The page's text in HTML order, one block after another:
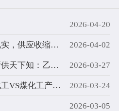
2026-04-20
聚酯产业链：预期转向现实，供应收缩主导定价权 2026-04-02
暴跌四年无人问，一朝断供天下知：乙二醇的疯狂三月 2026-03-27
双碳源驱动：中国石油化工VS煤化工产业链详解 2026-03-24
2026-03-05